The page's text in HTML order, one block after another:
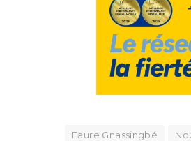
Faure Gnassingbé